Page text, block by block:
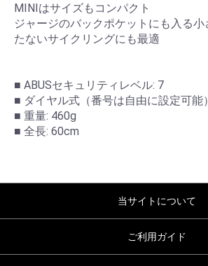
MINIはサイズもコンパクト
ジャージのバックポケットにも入る
たないサイクリングにも最適
■ ABUSセキュリティレベル: 7
■ ダイヤル式（番号は自由に設定可能）
■ 重量: 460g
■ 全長: 60cm
当サイトについて
ご利用ガイド